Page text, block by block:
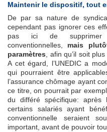
Maintenir le dispositif, tout
De par sa nature de
cependant pas ignorer ces
pas ici de
conventionnelles, mais
paramètres , afin qu’il soit
A cet égard, l’UNEDIC a
qui pourraient être
l’assurance chômage ayant
ce titre, on pourrait par
du différé spécifique:
certains salariés ayant
conventionnelle seraient
important, avant de pouvoir